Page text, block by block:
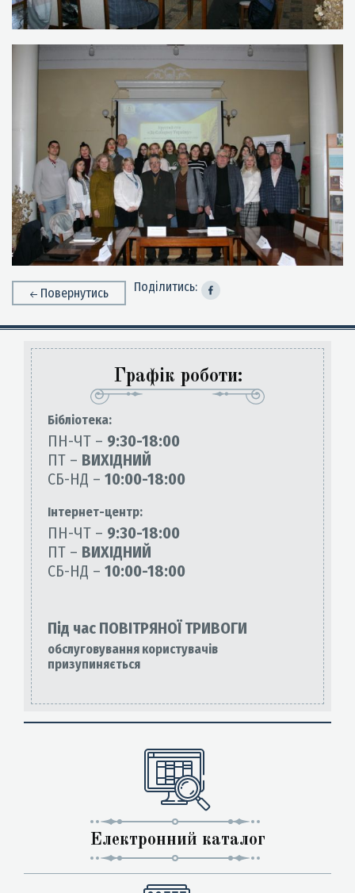
Повернутись Поділитись:
Графік роботи:
Бiблiотека:
ПН-ЧТ – 9:30-18:00
ПТ – ВИХІДНИЙ
СБ-НД – 10:00-18:00
Інтернет-центр:
ПН-ЧТ – 9:30-18:00
ПТ – ВИХІДНИЙ
СБ-НД – 10:00-18:00
Під час ПОВІТРЯНОЇ ТРИВОГИ
обслуговування користувачів
призупиняється
Електронний каталог